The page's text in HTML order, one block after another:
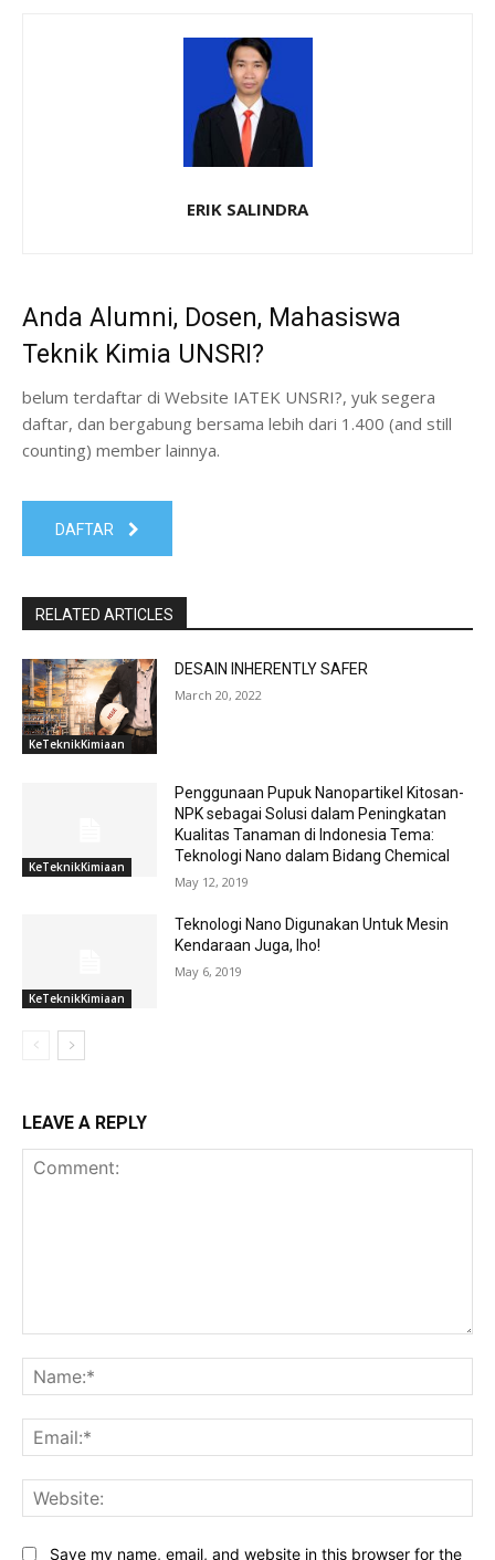
ERIK SALINDRA
Anda Alumni, Dosen, Mahasiswa
Teknik Kimia UNSRI?
belum terdaftar di Website IATEK UNSRI?, yuk segera
daftar, dan bergabung bersama lebih dari 1.400 (and still
counting) member lainnya.
DAFTAR
RELATED ARTICLES
KeTeknikKimiaan
DESAIN INHERENTLY SAFER
March 20, 2022
KeTeknikKimiaan
Penggunaan Pupuk Nanopartikel Kitosan-
NPK sebagai Solusi dalam Peningkatan
Kualitas Tanaman di Indonesia Tema:
Teknologi Nano dalam Bidang Chemical
May 12, 2019
KeTeknikKimiaan
Teknologi Nano Digunakan Untuk Mesin
Kendaraan Juga, lho!
May 6, 2019
LEAVE A REPLY
Save my name, email, and website in this browser for the